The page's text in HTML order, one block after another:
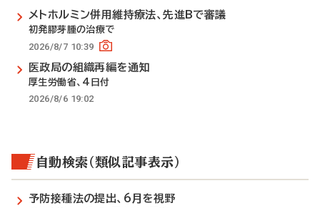
メトホルミン併用維持療法、先進Bで審議
初発膠芽腫の治療で
2026/8/7 10:39
医政局の組織再編を通知
厚生労働省、4日付
2026/8/6 19:02
自動検索（類似記事表示）
予防接種法の提出、6月を視野